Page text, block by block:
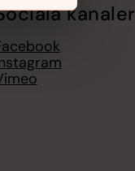
kanaler